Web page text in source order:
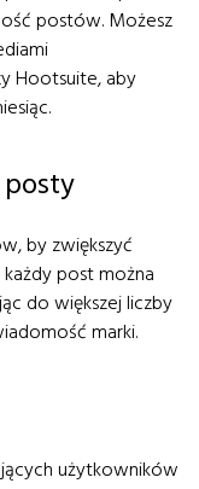
postów. Możesz
Hootsuite, aby
by zwiększyć
każdy post można
do większej liczby
marki.
użytkowników